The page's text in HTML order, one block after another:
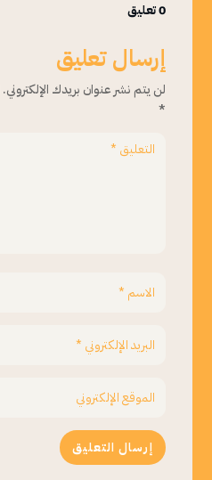
0 تعليق
إرسال تعليق
لن يتم نشر عنوان بريدك الإلكتروني.
*
إرسال التعليق